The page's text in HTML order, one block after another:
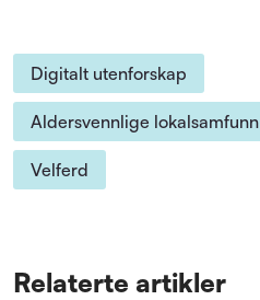
Digitalt utenforskap
Aldersvennlige lokalsamfunn
Velferd
Relaterte artikler